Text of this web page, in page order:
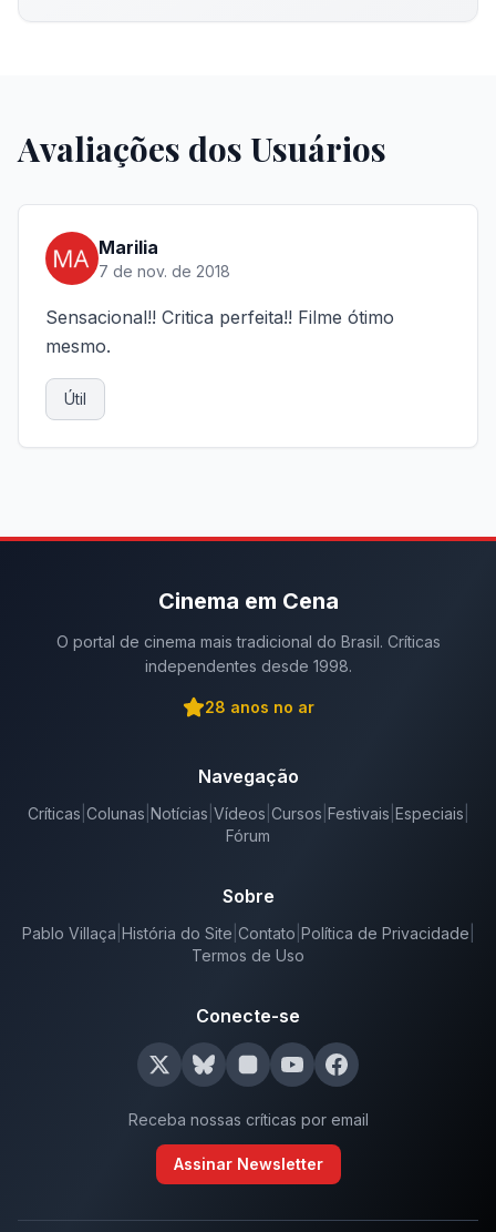
Avaliações dos Usuários
Marilia
7 de nov. de 2018
Sensacional!! Critica perfeita!! Filme ótimo
mesmo.
Útil
Cinema em Cena
O portal de cinema mais tradicional do Brasil. Críticas
independentes desde 1998.
28 anos no ar
Navegação
Críticas Colunas Notícias Vídeos Cursos Festivais Especiais
Fórum
Sobre
Pablo Villaça História do Site Contato Política de Privacidade
Termos de Uso
Conecte-se
Receba nossas críticas por email
Assinar Newsletter